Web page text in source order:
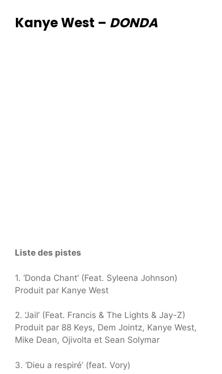
Kanye West – DONDA
Liste des pistes
1. ‘Donda Chant’ (Feat. Syleena Johnson)
Produit par Kanye West
2. ‘Jail’ (Feat. Francis & The Lights & Jay-Z)
Produit par 88 Keys, Dem Jointz, Kanye West,
Mike Dean, Ojivolta et Sean Solymar
3. ‘Dieu a respiré’ (feat. Vory)